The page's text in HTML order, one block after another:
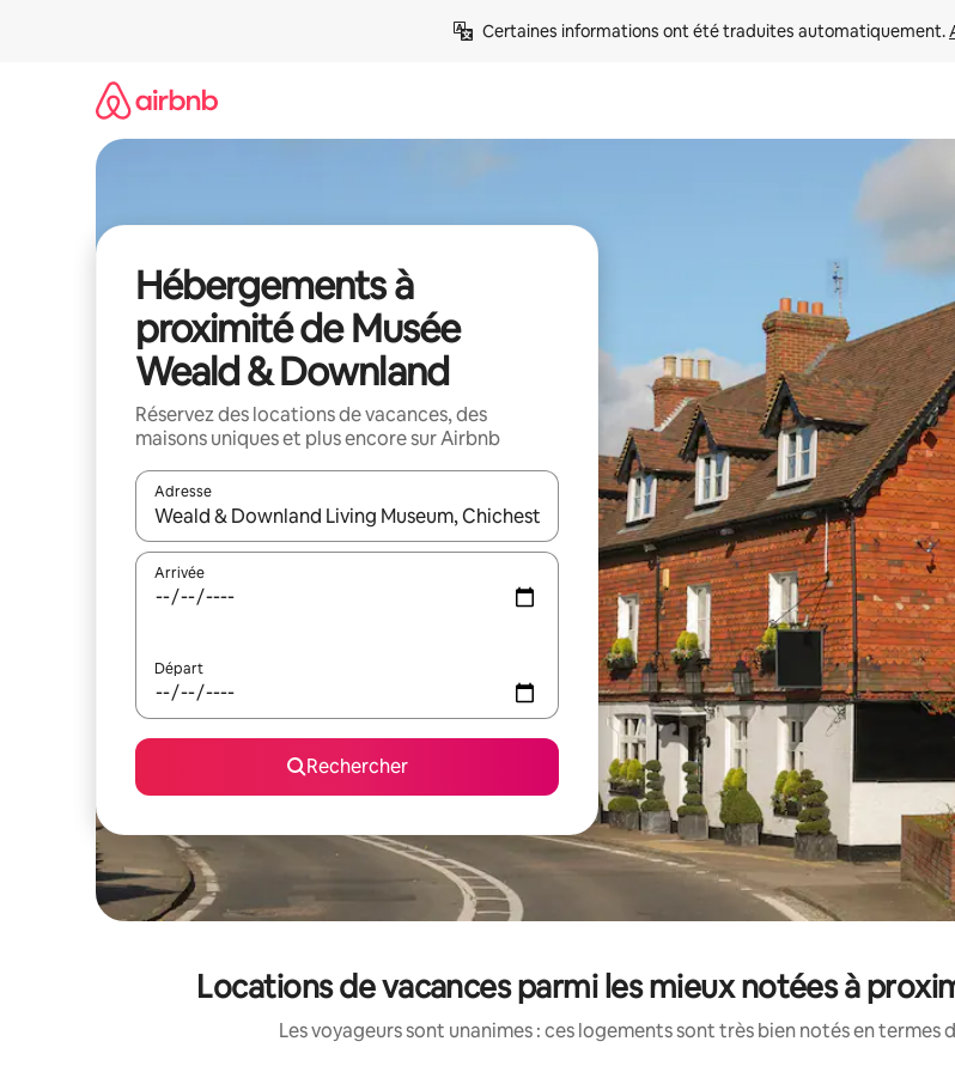
Certaines informations ont été traduites automatiquement.
Hébergements à
proximité de Musée
Weald & Downland
Réservez des locations de vacances, des
maisons uniques et plus encore sur Airbnb
Adresse
Lorsque les résultats s'affichent, utilisez les flèches vers le haut et vers le bas pour les parcourir ou en
Arrivée
Départ
Rechercher
Locations de vacances parmi les mieux notées à
Les voyageurs sont unanimes : ces logements sont très bien notés en